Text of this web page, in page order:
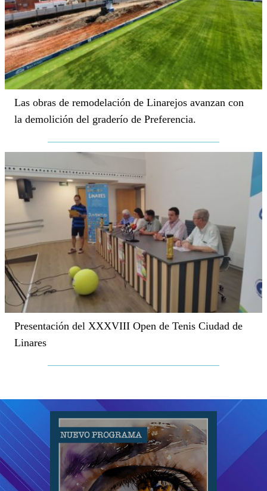
Las obras de remodelación de Linarejos avanzan con
la demolición del graderío de Preferencia.
Presentación del XXXVIII Open de Tenis Ciudad de
Linares